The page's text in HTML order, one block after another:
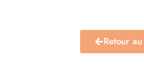
Retour